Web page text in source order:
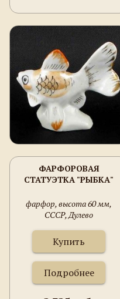
ФАРФОРОВАЯ
СТАТУЭТКА "РЫБКА"
фарфор, высота 60 мм,
СССР, Дулево
Купить
Подробнее